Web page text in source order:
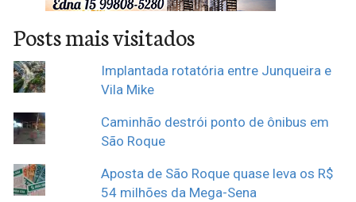
Posts mais visitados
Implantada rotatória entre Junqueira e
Vila Mike
Caminhão destrói ponto de ônibus em
São Roque
Aposta de São Roque quase leva os R$
54 milhões da Mega-Sena